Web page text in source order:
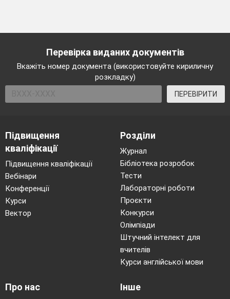
Перевірка виданих документів
Вкажіть номер документа (використовуйте кириличну
розкладку)
ПЕРЕВІРИТИ
Підвищення
кваліфікації
Підвищення кваліфікації
Вебінари
Конференції
Курси
Вектор
Розділи
Журнал
Бібліотека розробок
Тести
Лабораторні роботи
Проєкти
Конкурси
Олімпіади
Штучний інтелект для
вчителів
Курси англійської мови
Про нас Інше